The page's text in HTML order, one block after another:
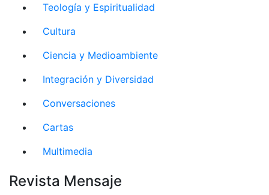
Teología y Espiritualidad
Cultura
Ciencia y Medioambiente
Integración y Diversidad
Conversaciones
Cartas
Multimedia
Revista Mensaje